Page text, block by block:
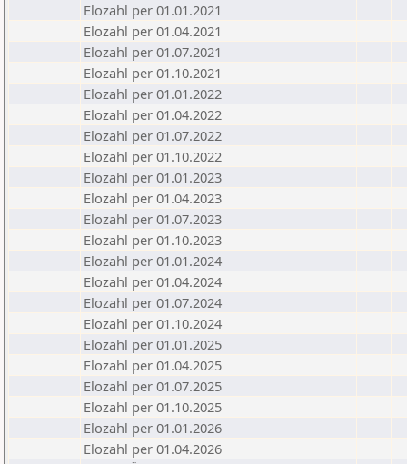
Elozahl per 01.01.2021
Elozahl per 01.04.2021
Elozahl per 01.07.2021
Elozahl per 01.10.2021
Elozahl per 01.01.2022
Elozahl per 01.04.2022
Elozahl per 01.07.2022
Elozahl per 01.10.2022
Elozahl per 01.01.2023
Elozahl per 01.04.2023
Elozahl per 01.07.2023
Elozahl per 01.10.2023
Elozahl per 01.01.2024
Elozahl per 01.04.2024
Elozahl per 01.07.2024
Elozahl per 01.10.2024
Elozahl per 01.01.2025
Elozahl per 01.04.2025
Elozahl per 01.07.2025
Elozahl per 01.10.2025
Elozahl per 01.01.2026
Elozahl per 01.04.2026